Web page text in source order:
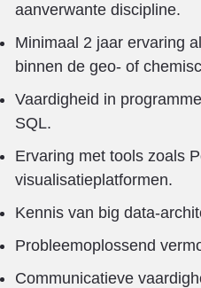
aanverwante discipline.
Minimaal 2 jaar ervaring
binnen de geo- of
Vaardigheid in
SQL.
Ervaring met tools zoals
visualisatieplatformen.
Kennis van big data-
Probleemoplossend
Communicatieve